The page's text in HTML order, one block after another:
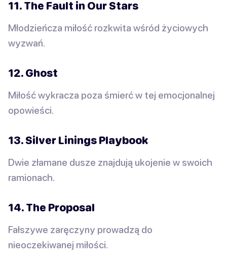
11. The Fault in Our Stars
Młodzieńcza miłość rozkwita wśród życiowych
wyzwań.
12. Ghost
Miłość wykracza poza śmierć w tej emocjonalnej
opowieści.
13. Silver Linings Playbook
Dwie złamane dusze znajdują ukojenie w swoich
ramionach.
14. The Proposal
Fałszywe zaręczyny prowadzą do
nieoczekiwanej miłości.